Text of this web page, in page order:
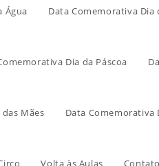
Água Data Comemorativa Dia
Dia da Páscoa
Mães Data Comemorativa
Volta às Aulas Contato